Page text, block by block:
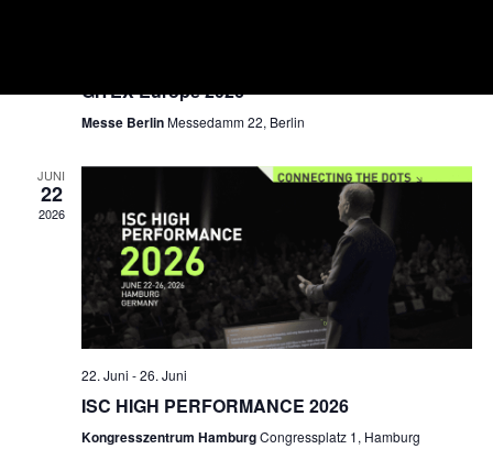
GITEX Europe 2026
Messe BerlinMessedamm 22, Berlin
JUNI
22
2026
22. Juni -26. Juni
ISC HIGH PERFORMANCE 2026
Kongresszentrum HamburgCongressplatz 1, Hamburg